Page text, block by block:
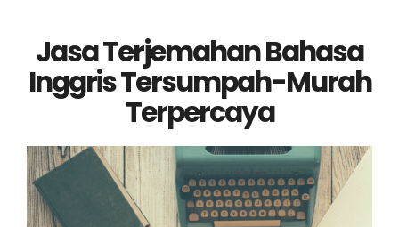
Jasa Terjemahan Bahasa
Inggris Tersumpah-Murah
Terpercaya